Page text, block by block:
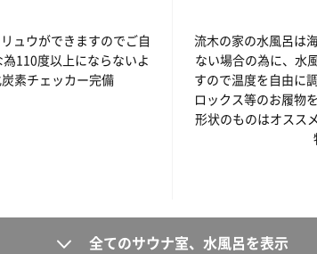
ュウができますのでご自
110度以上にならないよ
素チェッカー完備
流木の家の水風呂は
ない場合の為に、水
すので温度を自由に
ロックス等のお履物
形状のものはオスス
全てのサウナ室、水風呂を表示